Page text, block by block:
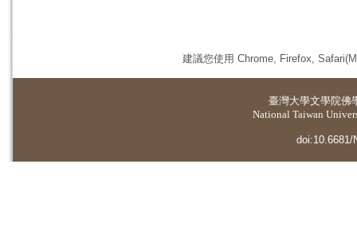
建議您使用 Chrome, Firefox,
臺灣大學文學院佛
National Taiwan
doi:10.6681/